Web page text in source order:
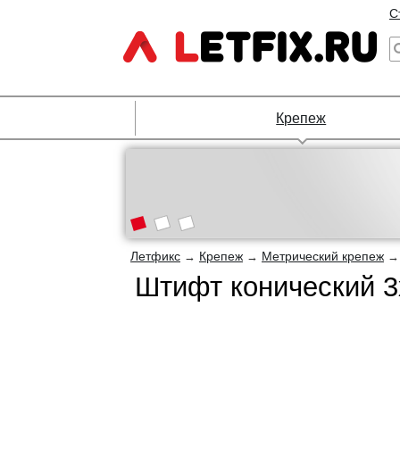
Крепеж
Летфикс → Крепеж → Метрический крепеж
Штифт конический